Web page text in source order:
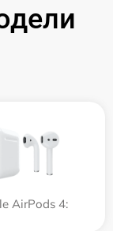
AirPods 4: